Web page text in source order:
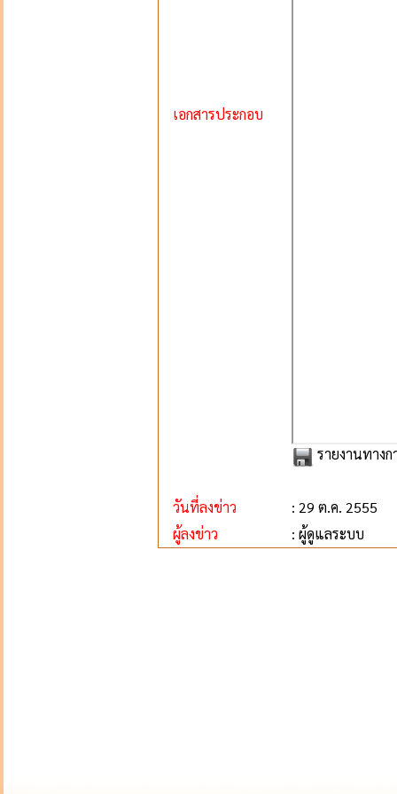
เอกสารประกอบ
รายงานทางก
วันที่ลงข่าว
: 29 ต.ค. 2555
ผู้ลงข่าว
: ผู้ดูแลระบบ